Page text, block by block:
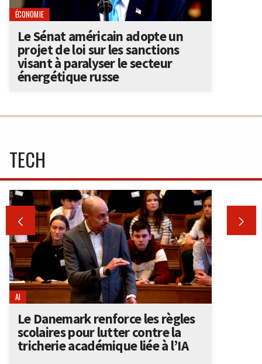
ÉCONOMIE
Le Sénat américain adopte un
projet de loi sur les sanctions
visant à paralyser le secteur
énergétique russe
TECH
 
AI
Le Danemark renforce les règles
scolaires pour lutter contre la
tricherie académique liée à l’IA